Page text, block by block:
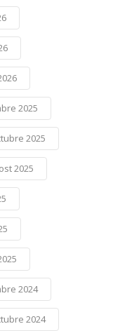
2025
2025
2025
2024
2024